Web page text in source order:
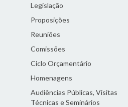
Legislação
Proposições
Reuniões
Comissões
Ciclo Orçamentário
Homenagens
Audiências Públicas, Visitas
Técnicas e Seminários